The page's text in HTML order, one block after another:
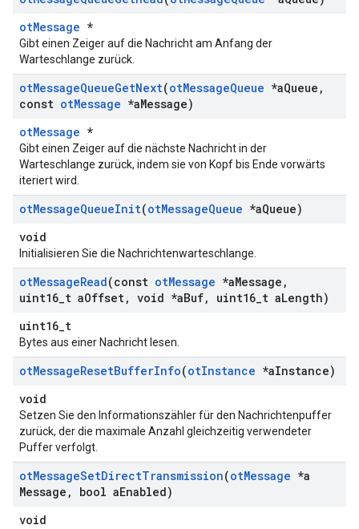
otMessage *
Gibt einen Zeiger auf die Nachricht am Anfang der
Warteschlange zurück.
otMessageQueueGetNext(otMessageQueue *aQueue ,
const otMessage *aMessage)
otMessage *
Gibt einen Zeiger auf die nächste Nachricht in der
Warteschlange zurück, indem sie von Kopf bis Ende vorwärts
iteriert wird.
otMessageQueueInit(otMessageQueue *aQueue)
void
Initialisieren Sie die Nachrichtenwarteschlange.
otMessageRead(const otMessage *aMessage ,
uint16 t aOffset, void *aBuf, uint16 t aLength)
uint16_t
Bytes aus einer Nachricht lesen.
otMessageResetBufferInfo(otInstance *aInstance)
void
Setzen Sie den Informationszähler für den Nachrichtenpuffer
zurück, der die maximale Anzahl gleichzeitig verwendeter
Puffer verfolgt.
otMessageSetDirectTransmission(otMessage *a
Message , bool aEnabled)
void